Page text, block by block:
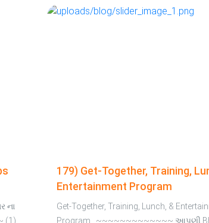
ના
(1)
179) Get-Together, Training,
Entertainment Program
Get-Together, Training, Lunch, &
Program ~~~~~~~~~~~~~ આપણી